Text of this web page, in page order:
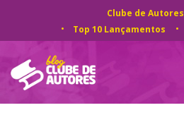
Clube de Autores
Top 10 Lançamentos